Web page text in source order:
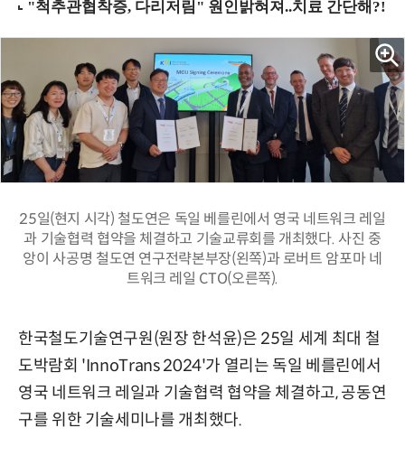
25일(현지 시각) 철도연은 독일 베를린에서 영국 네트워크 레일
과 기술협력 협약을 체결하고 기술교류회를 개최했다. 사진 중
앙이 사공명 철도연 연구전략본부장(왼쪽)과 로버트 암포마 네
트워크 레일 CTO(오른쪽).
한국철도기술연구원(원장 한석윤)은 25일 세계 최대 철
도박람회 'InnoTrans 2024'가 열리는 독일 베를린에서
영국 네트워크 레일과 기술협력 협약을 체결하고, 공동연
구를 위한 기술세미나를 개최했다.